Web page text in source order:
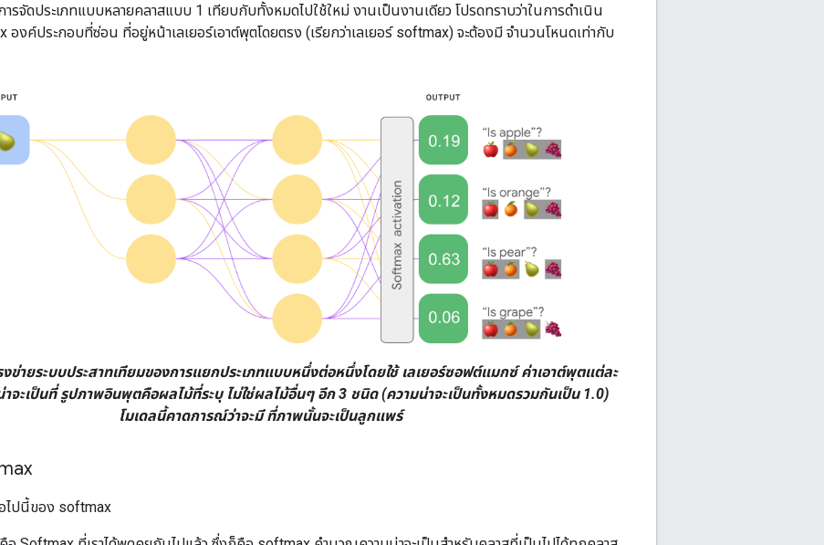
รจัดประเภทแบบหลายคลาสแบบ 1 เทียบกับทั้งหมดไปใช้ใหม่ งานเป็นงานเดียว โปรดทราบว่าในการดำเนิน
องค์ประกอบที่ซ่อน ที่อยู่หน้าเลเยอร์เอาต์พุตโดยตรง (เรียกว่าเลเยอร์ softmax) จะต้องมี จำนวนโหนดเท่ากับ
งข่ายระบบประสาทเทียมของการแยกประเภทแบบหนึ่งต่อหนึ่งโดยใช้ เลเยอร์ซอฟต์แมกซ์ ค่าเอาต์พุตแต่ละ
จะเป็นที่ รูปภาพอินพุตคือผลไม้ที่ระบุ ไม่ใช่ผลไม้อื่นๆ อีก 3 ชนิด (ความน่าจะเป็นทั้งหมดรวมกันเป็น 1.0)
โมเดลนี้คาดการณ์ว่าจะมี ที่ภาพนั้นจะเป็นลูกแพร์
ไปนี้ของ softmax